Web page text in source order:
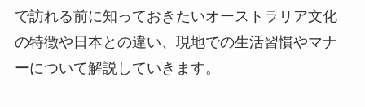
で訪れる前に知っておきたいオーストラリア文化
の特徴や日本との違い、現地での生活習慣やマナ
ーについて解説していきます。